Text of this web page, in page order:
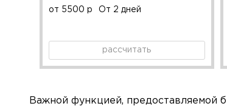
от 5500 р От 2 дней
рассчитать
Важной функцией, предоставляемой